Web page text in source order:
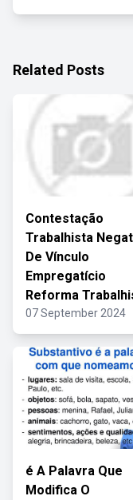
Related Posts
Contestação
Trabalhista
De Vínculo
Empregatício
Reforma
07 September 2024
é A Palavra Que
Modifica O